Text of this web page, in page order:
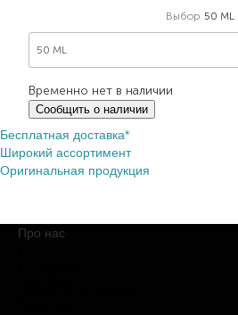
Выбор 50 ML
50 ML
Временно нет в наличии
Сообщить о наличии
Бесплатная доставка*
Широкий ассортимент
Оригинальная продукция
Про нас